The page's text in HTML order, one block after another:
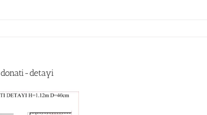
detayi